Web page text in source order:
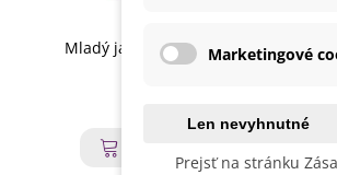
Mladý jačmeň - prášok - 250
g
Marketingové
Len nevyhnutné
Prejsť na stránku